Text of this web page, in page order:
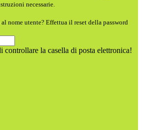
necessarie.
nome utente? Effettua il reset della password
controllare la casella di posta elettronica!